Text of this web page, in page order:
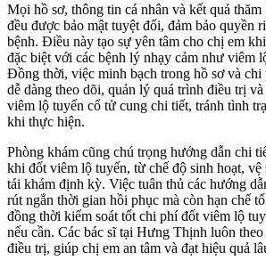
Mọi hồ sơ, thông tin cá nhân và kết quả
đều được bảo mật tuyệt đối, đảm bảo quyền
bệnh. Điều này tạo sự yên tâm cho chị em
đặc biệt với các bệnh lý nhạy cảm như viêm
Đồng thời, việc minh bạch trong hồ sơ và
dễ dàng theo dõi, quản lý quá trình điều trị
viêm lộ tuyến cổ tử cung chi tiết, tránh tình
khi thực hiện.
Phòng khám cũng chú trọng hướng dẫn chi
khi đốt viêm lộ tuyến, từ chế độ sinh hoạt, vệ
tái khám định kỳ. Việc tuân thủ các hướng
rút ngắn thời gian hồi phục mà còn hạn chế
đồng thời kiểm soát tốt chi phí đốt viêm lộ
nếu cần. Các bác sĩ tại Hưng Thịnh luôn theo
điều trị, giúp chị em an tâm và đạt hiệu quả